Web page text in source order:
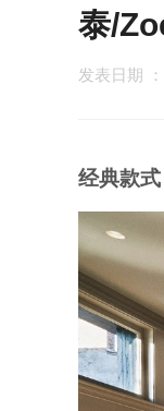
泰/
发表日期
经典款